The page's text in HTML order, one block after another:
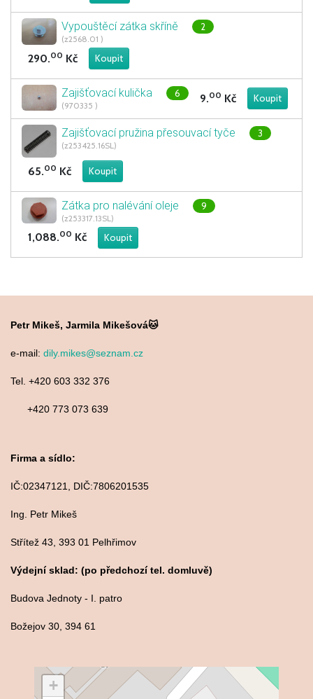
Vypouštěcí zátka skříně 2
(z2568.01 )
290.00 Kč
Zajišťovací kulička 6
(970335 )
9.00 Kč
Zajišťovací pružina přesouvací tyče 3
(z253425.16SL)
65.00 Kč
Zátka pro nalévání oleje 9
(z253317.13SL)
1,088.00 Kč
Petr Mikeš, Jarmila Mikešová🐱
e-mail: dily.mikes@seznam.cz
Tel. +420 603 332 376
+420 773 073 639
Firma a sídlo:
IČ:02347121, DIČ:7806201535
Ing. Petr Mikeš
Střítež 43, 393 01 Pelhřimov
Výdejní sklad: (po předchozí tel. domluvě)
Budova Jednoty - I. patro
Božejov 30, 394 61